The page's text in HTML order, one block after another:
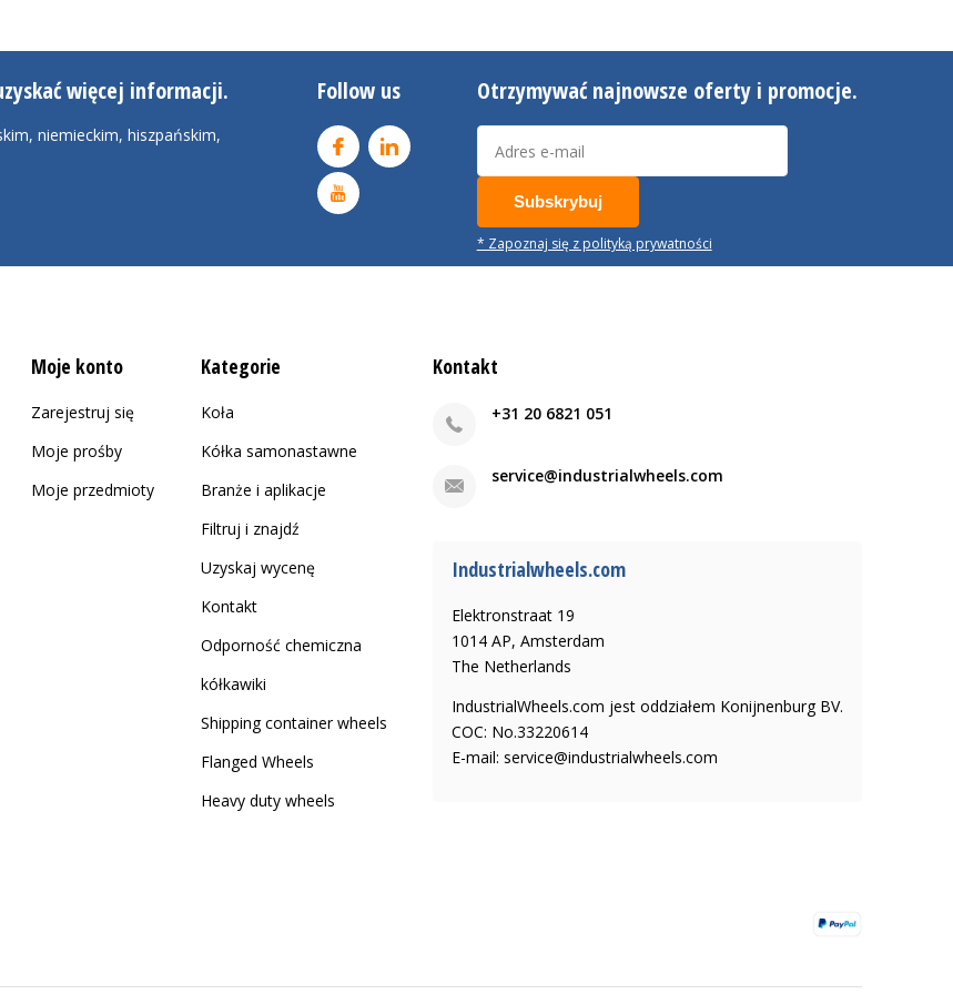
więcej informacji.
niemieckim, hiszpańskim,
Follow us Otrzymywać najnowsze oferty i promocje.
Subskrybuj
* Zapoznaj się z polityką prywatności
Moje konto
Zarejestruj się
Moje prośby
Moje przedmioty
Kategorie
Koła
Kółka samonastawne
Branże i aplikacje
Filtruj i znajdź
Uzyskaj wycenę
Kontakt
Odporność chemiczna
kółkawiki
Shipping container wheels
Flanged Wheels
Heavy duty wheels
Kontakt
+31 20 6821 051
service@industrialwheels.com
Industrialwheels.com
Elektronstraat 19
1014 AP, Amsterdam
The Netherlands
IndustrialWheels.com jest oddziałem Konijnenburg BV.
COC: No.33220614
E-mail: service@industrialwheels.com